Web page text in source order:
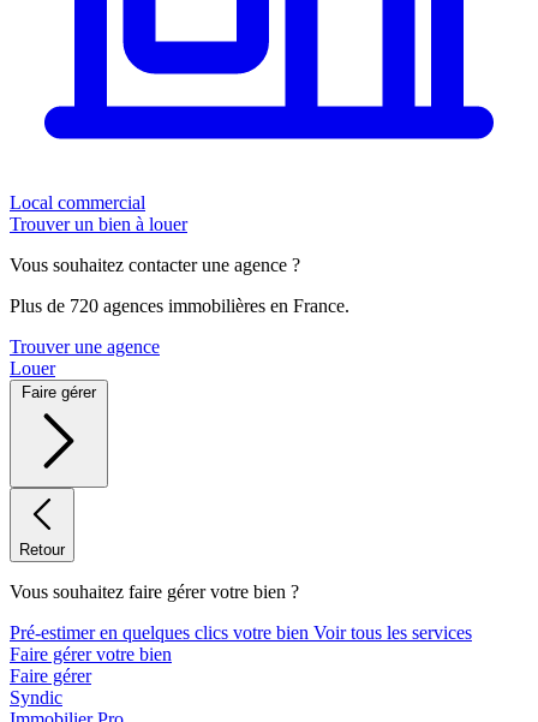
Local commercial
Trouver un bien à louer
Vous souhaitez contacter une agence ?
Plus de 720 agences immobilières en France.
Trouver une agence
Louer
Faire gérer
Retour
Vous souhaitez faire gérer votre bien ?
Pré-estimer en quelques clics votre bien Voir tous les services
Faire gérer votre bien
Faire gérer
Syndic